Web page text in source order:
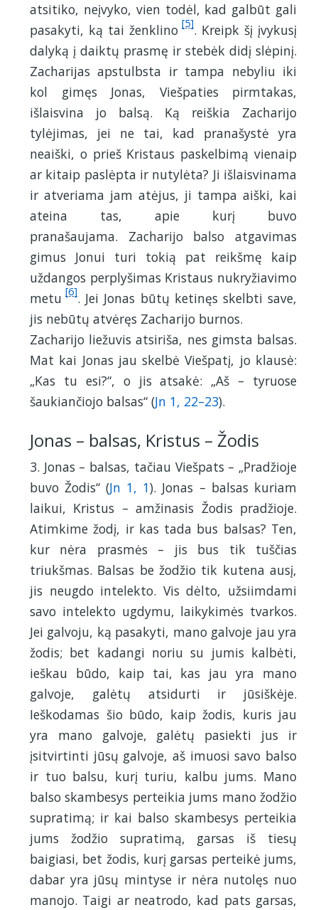
atsitiko, neįvyko, vien todėl, kad galbūt gali
pasakyti, ką tai ženklino [5]. Kreipk šį įvykusį
dalyką į daiktų prasmę ir stebėk didį slėpinį.
Zacharijas apstulbsta ir tampa nebyliu iki
kol gimęs Jonas, Viešpaties pirmtakas,
išlaisvina jo balsą. Ką reiškia Zacharijo
tylėjimas, jei ne tai, kad pranašystė yra
neaiški, o prieš Kristaus paskelbimą vienaip
ar kitaip paslėpta ir nutylėta? Ji išlaisvinama
ir atveriama jam atėjus, ji tampa aiški, kai
ateina tas, apie kurį buvo
pranašaujama. Zacharijo balso atgavimas
gimus Jonui turi tokią pat reikšmę kaip
uždangos perplyšimas Kristaus nukryžiavimo
metu [6]. Jei Jonas būtų ketinęs skelbti save,
jis nebūtų atvėręs Zacharijo burnos.
Zacharijo liežuvis atsiriša, nes gimsta balsas.
Mat kai Jonas jau skelbė Viešpatį, jo klausė:
„Kas tu esi?“, o jis atsakė: „Aš – tyruose
šaukiančiojo balsas“ (Jn 1, 22–23).
Jonas – balsas, Kristus – Žodis
3. Jonas – balsas, tačiau Viešpats – „Pradžioje
buvo Žodis“ (Jn 1, 1). Jonas – balsas kuriam
laikui, Kristus – amžinasis Žodis pradžioje.
Atimkime žodį, ir kas tada bus balsas? Ten,
kur nėra prasmės – jis bus tik tuščias
triukšmas. Balsas be žodžio tik kutena ausį,
jis neugdo intelekto. Vis dėlto, užsiimdami
savo intelekto ugdymu, laikykimės tvarkos.
Jei galvoju, ką pasakyti, mano galvoje jau yra
žodis; bet kadangi noriu su jumis kalbėti,
ieškau būdo, kaip tai, kas jau yra mano
galvoje, galėtų atsidurti ir jūsiškėje.
Ieškodamas šio būdo, kaip žodis, kuris jau
yra mano galvoje, galėtų pasiekti jus ir
įsitvirtinti jūsų galvoje, aš imuosi savo balso
ir tuo balsu, kurį turiu, kalbu jums. Mano
balso skambesys perteikia jums mano žodžio
supratimą; ir kai balso skambesys perteikia
jums žodžio supratimą, garsas iš tiesų
baigiasi, bet žodis, kurį garsas perteikė jums,
dabar yra jūsų mintyse ir nėra nutolęs nuo
manojo. Taigi ar neatrodo, kad pats garsas,